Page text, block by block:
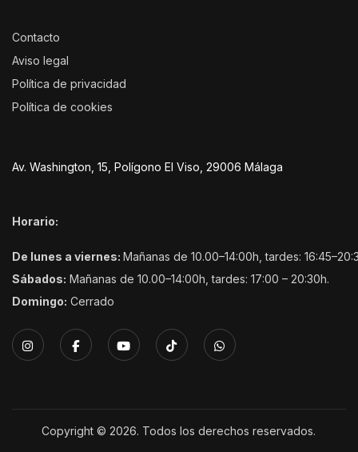
Contacto
Aviso legal
Política de privacidad
Política de cookies
Av. Washington, 15, Polígono El Viso, 29006 Málaga
Horario:
De lunes a viernes: Mañanas de 10.00–14:00h, tardes:
Sábados: Mañanas de 10.00–14:00h, tardes: 17:00 – 20:30h.
Domingo: Cerrado
Copyright © 2026. Todos los derechos reservados.